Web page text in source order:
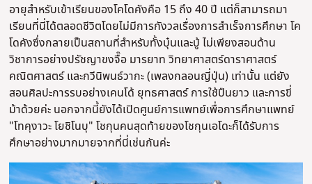
อายุสำหรับเข้าเรียนของโคโดคังคือ 15 ถึง 40 ปี แต่ก็สามารถมา
เรียนที่นี่ได้ตลอดชีวิตโดยไม่มีการกังวลเรื่องการสำเร็จการศึกษา โค
โดคังซึ่งกลายเป็นสถานที่สำหรับทั้งบุ๋นและบู้ ไม่เพียงสอนด้าน
วิชาการอย่างปรัชญาขงจื๊อ มารยาท วิทยาศาสตร์ดาราศาสตร์
คณิตศาสตร์ และกวีนิพนธ์วากะ (เพลงกลอนญี่ปุ่น) เท่านั้น แต่ยัง
สอนศิลปะการรบอย่างเคนโด้ ยุทธศาสตร์ การใช้ปืนยาว และการขี่
ม้าด้วยค่ะ นอกจากนี้ยังได้เปิดศูนย์การแพทย์เพื่อการศึกษาแพทย์
"โทคุงาวะ โยชิโนบุ" โชกุนคนสุดท้ายของโชกุนเอโดะก็ได้รับการ
ศึกษาอย่างมากมายจากที่นี่เช่นกันค่ะ